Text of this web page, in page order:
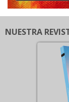
NUESTRA